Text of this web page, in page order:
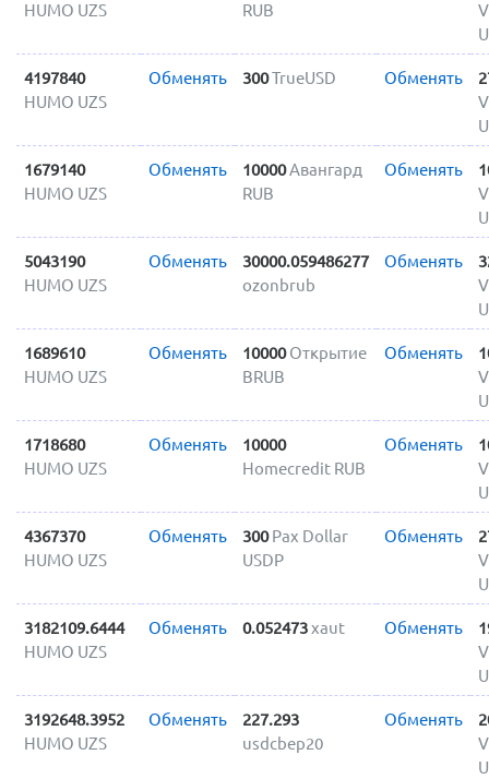
HUMO UZS
RUB
4197840
HUMO UZS
Обменять 300TrueUSD Обменять
1679140
HUMO UZS
Обменять 10000Авангард
RUB
Обменять
5043190
HUMO UZS
Обменять
30000.059486277
ozonbrub
Обменять
1689610
HUMO UZS
Обменять 10000 Открытие
BRUB
Обменять
1718680
HUMO UZS
Обменять
10000
Homecredit RUB
Обменять
4367370
HUMO UZS
Обменять 300 Pax Dollar
USDP
Обменять
3182109.6444
HUMO UZS
Обменять 0.052473xaut Обменять
3192648.3952
HUMO UZS
Обменять
227.293
usdcbep20
Обменять